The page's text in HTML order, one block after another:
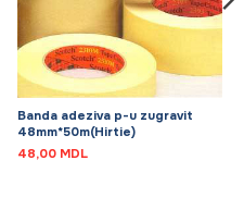
Banda adeziva p-u zugravit
48mm*50m(Hirtie)
48,00 MDL